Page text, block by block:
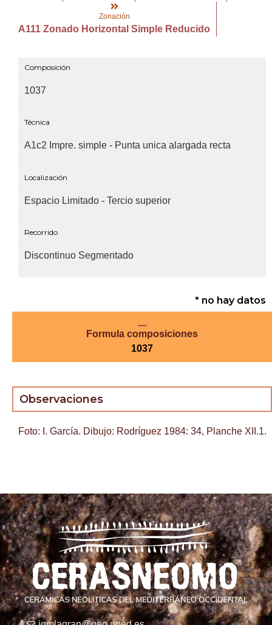
Zonación
A111 Zonado Horizontal Simple Reducido
Composición
1037
Técnica
A1c2 Impre. simple - Punta unica alargada recta
Localización
Espacio Limitado - Tercio superior
Recorrido
Discontinuo Segmentado
* no hay datos
Formula composiciones
1037
Observaciones
Foto: I. García. Dibujo: Rodríguez 1984: 34, Planche XII.1.